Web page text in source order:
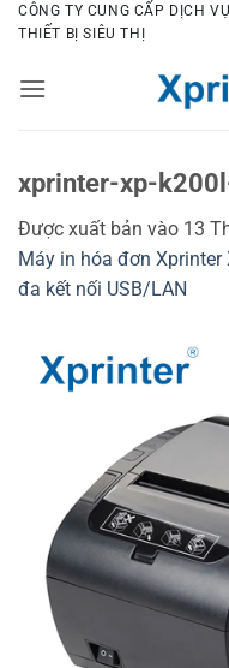
Bỏ
qua
dung
CÔNG TY CUNG CẤP DỊCH
THIẾT BỊ SIÊU THỊ
xprinter-xp-
Được xuất bản vào 13
Máy in hóa đơn
đa kết nối USB/LAN